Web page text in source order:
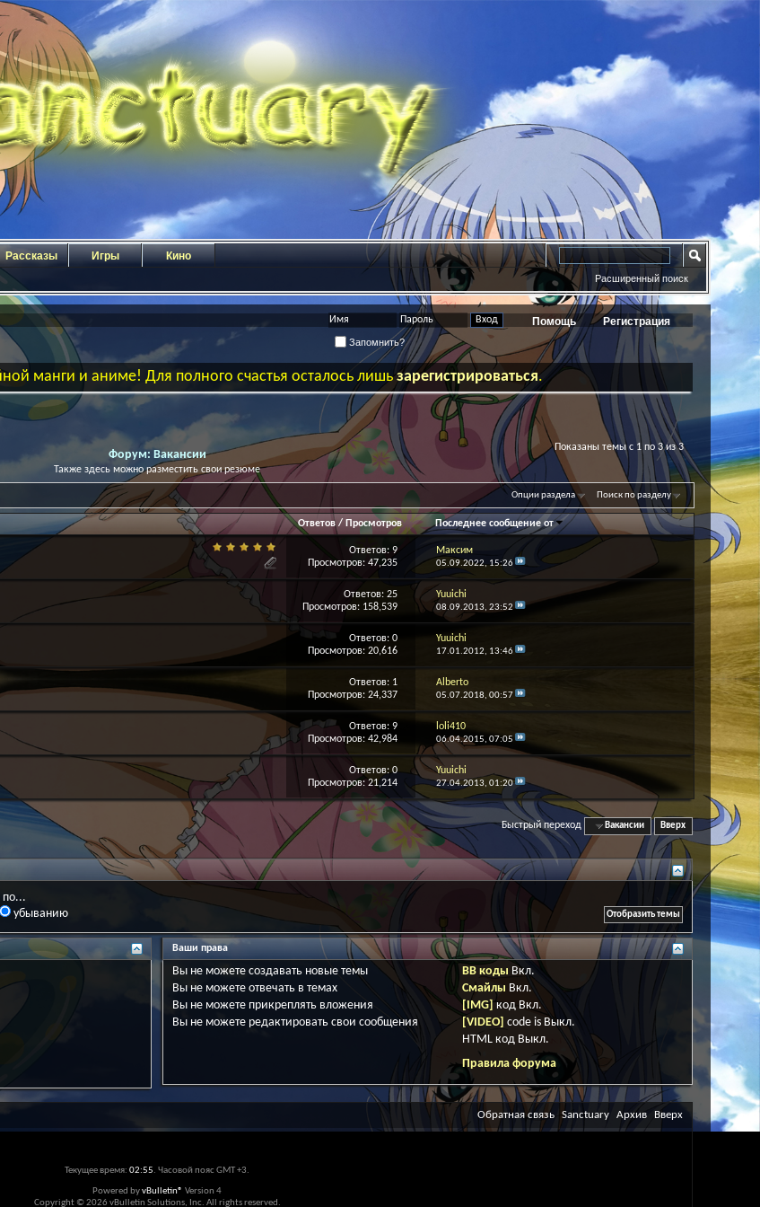
Регистрация
Помощь
Запомнить?
Рассказы Игры Кино
Расширенный поиск
манги и аниме! Для полного счастья осталось лишьзарегистрироваться.
Показаны темы с 1 по 3 из 3
Форум: Вакансии
Также здесь можно разместить свои резюме
Опции раздела Поиск по разделу
Ответов/ Просмотров Последнее сообщение от
Ответов: 9
Просмотров: 47,235
Максим
05.09.2022, 15:26
Ответов: 25
Просмотров: 158,539
Yuuichi
08.09.2013,23:52
Ответов: 0
Просмотров: 20,616
Yuuichi
17.01.2012, 13:46
Ответов: 1
Просмотров: 24,337
Alberto
05.07.2018,00:57
Ответов: 9
Просмотров: 42,984
loli410
06.04.2015,07:05
Ответов: 0
Просмотров: 21,214
Yuuichi
27.04.2013,01:20
Быстрый переход Вакансии Вверх
по...
убыванию
Ваши права
Вы не можетесоздавать новые темы
Вы не можетеотвечать в темах
Вы не можетеприкреплять вложения
Вы не можетередактировать свои сообщения
BB коды Вкл.
Смайлы Вкл.
[IMG]код Вкл.
[VIDEO] code is Выкл.
HTML код Выкл.
Правила форума
Обратная связь Sanctuary Архив Вверх
Текущее время: 02:55. Часовой пояс GMT +3.
Powered byvBulletin® Version 4
Copyright © 2026 vBulletin Solutions, Inc. All rights reserved.